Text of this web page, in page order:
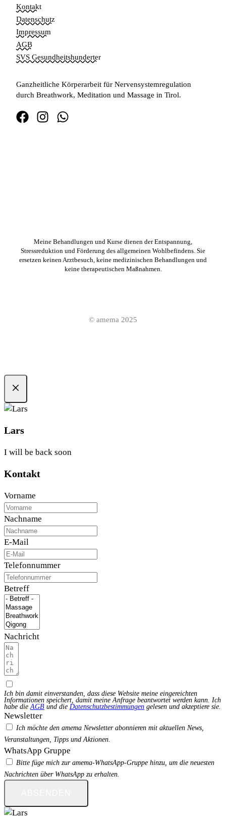
Kontakt
Datenschutz
Impressum
AGB
SVS Gesundheitshunderter
Ganzheitliche Körperarbeit für Nervensystemregulation
durch Breathwork, Meditation und Massage in Tirol.
Meine Behandlungen und Kurse dienen der Entspannung,
Stressreduktion und Förderung des allgemeinen Wohlbefindens. Sie
ersetzen keinen Arztbesuch, keine medizinischen Behandlungen und
keine therapeutischen Maßnahmen.
© amema 2025
Lars
I will be back soon
Kontakt
Vorname
Nachname
E-Mail
Telefonnummer
Betreff
Nachricht
Ich bin damit einverstanden, dass diese Website meine eingereichten
Informationen speichert, damit meine Anfrage beantwortet werden kann. Ich
habe dieAGB und die Datenschutzbestimmungen gelesen und akzeptiere sie.
Newsletter
Ich möchte den amema Newsletter abonnieren mit aktuellen News,
Veranstaltungen, Tipps und Aktionen.
WhatsApp Gruppe
Bitte füge mich zur amema-WhatsApp-Gruppe hinzu, um die neuesten
Nachrichten über WhatsApp zu erhalten.